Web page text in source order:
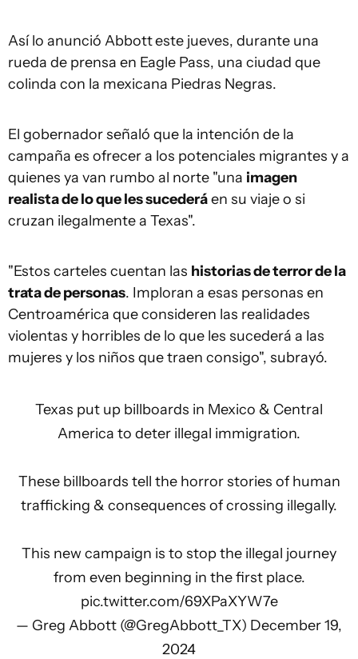
Así lo anunció Abbotteste jueves, durante una
rueda de prensa en Eagle Pass, una ciudad que
colinda con la mexicana Piedras Negras.
El gobernador señaló que la intención de la
campaña es ofrecer a los potenciales migrantes y a
quienes ya van rumbo al norte "una imagen
realista de lo que les sucederáen su viaje o si
cruzan ilegalmente a Texas".
"Estos carteles cuentan las historias de terror de la
trata de personas. Imploran a esas personas en
Centroamérica que consideren las realidades
violentas y horribles de lo que les sucederá a las
mujeres y los niños que traen consigo", subrayó.
Texas put up billboards in Mexico & Central
America to deter illegal immigration.
These billboards tell the horror stories of human
trafficking & consequences of crossing illegally.
This new campaign is to stop the illegal journey
from even beginning in the first place.
pic.twitter.com/69XPaXYW7e
— Greg Abbott (@GregAbbott_TX) December 19,
2024